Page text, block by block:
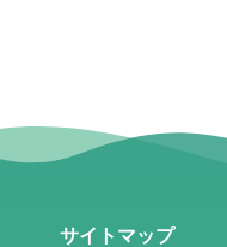
サイトマップ